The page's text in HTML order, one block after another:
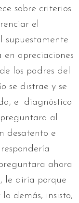
sobre criterios
el
supuestamente
en apreciaciones
los padres del
se distrae y se
el diagnóstico
al
desatento e
ahora
le diría porque
demás, insisto,